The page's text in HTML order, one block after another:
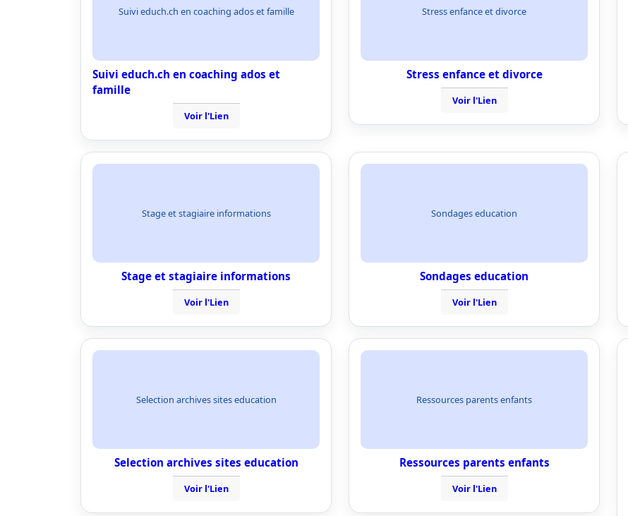
Suivi educh.ch en coaching ados et famille
Suivi educh.ch en coaching ados et
famille
Voir l'Lien
Stress enfance et divorce
Stress enfance et divorce
Voir l'Lien
Stage et stagiaire informations
Stage et stagiaire informations
Voir l'Lien
Sondages education
Sondages education
Voir l'Lien
Selection archives sites education
Selection archives sites education
Voir l'Lien
Ressources parents enfants
Ressources parents enfants
Voir l'Lien